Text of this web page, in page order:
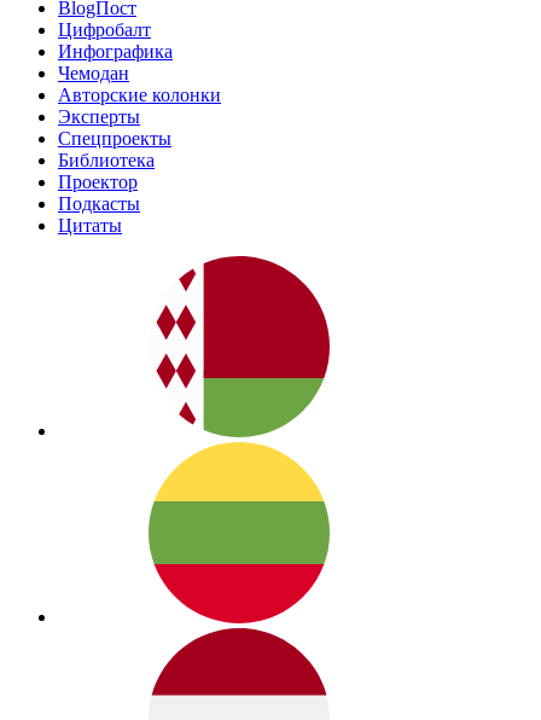
BlogПост
Цифробалт
Инфографика
Чемодан
Авторские колонки
Эксперты
Спецпроекты
Библиотека
Проектор
Подкасты
Цитаты